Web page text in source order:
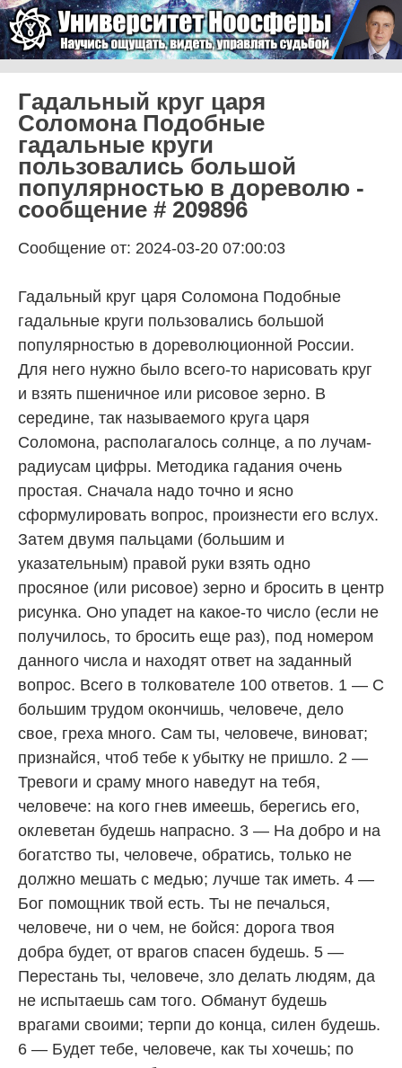
Университет Ноосферы
Гадальный круг царя
Соломона Подобные
гадальные круги
пользовались большой
популярностью в дореволю -
сообщение # 209896
Сообщение от: 2024-03-20 07:00:03
Гадальный круг царя Соломона Подобные гадальные круги пользовались большой популярностью в дореволюционной России. Для него нужно было всего-то нарисовать круг и взять пшеничное или рисовое зерно. В середине, так называемого круга царя Соломона, располагалось солнце, а по лучам-радиусам цифры. Методика гадания очень простая. Сначала надо точно и ясно сформулировать вопрос, произнести его вслух. Затем двумя пальцами (большим и указательным) правой руки взять одно просяное (или рисовое) зерно и бросить в центр рисунка. Оно упадет на какое-то число (если не получилось, то бросить еще раз), под номером данного числа и находят ответ на заданный вопрос. Всего в толкователе 100 ответов. 1 — С большим трудом окончишь, человече, дело свое, греха много. Сам ты, человече, виноват; признайся, чтоб тебе к убытку не пришло. 2 — Тревоги и сраму много наведут на тебя, человече: на кого гнев имеешь, берегись его, оклеветан будешь напрасно. 3 — На добро и на богатство ты, человече, обратись, только не должно мешать с медью; лучше так иметь. 4 — Бог помощник твой есть. Ты не печалься, человече, ни о чем, не бойся: дорога твоя добра будет, от врагов спасен будешь. 5 — Перестань ты, человече, зло делать людям, да не испытаешь сам того. Обманут будешь врагами своими; терпи до конца, силен будешь. 6 — Будет тебе, человече, как ты хочешь; по желанию твоему будешь иметь, но не скоро; увидишь. 7 — Скоро будет у тебя, человече, радость: будешь иметь много хорошего. Путь твой добр и радостен. 8 — От болезни на здоровье, от печали на радость обратит тебя Господь Бог твой; обратит тебя на дела добрые. 9 — Не суетись! Не будет тебе, человече, того, чего ты хочешь; исправь путь твой. О ком думал, он не жив в пути и не возвратится к тебе. 10 — Суть печали твои на радость приидут тебе, человече, напротив; путь твой неправый, с корыстью, а другой с радостью, третий честен будет; Бог тебе помощник. 11 — Враги твои бороться будут. 12 — Даст тебе Господь дар велик, отколе ты ожидаешь: много добра сотворил, человече; Бог дарует тебе все блага. 13 — Не получишь ты, человече, чего ты хочешь, но иному дано будет, а не тебе; он ведает правду, а ты забываешь; лучше бы с правдою молиться, а в злые дела не вступать. 14 — Труд твой вотще будет тебе, сотвори обещание Богу; подаст тебе милость, спасет тебя Бог и помилует от всякого зла. 15 — Всех почитай, братство люби. Бога бойся, царя чти. 16 — Проси Господа Бога твоего; что просишь, то дастся тебе. 17 — Отложи, человече, всякую злобу и всякое коварство, и лицемерие, и зависть, и всякое злословие. 18 — То, чего ты просишь, не дастся тебе. 19 — Да будет украшением вашим не внешнее плетение волос, не золотые уборы или нарядность в одежде. 20 — Не возносись, человече, и не погубит тебя то. 21 — Говорят: мы играли вам на свирели, а вы не плясали; мы пели вам печальные песни, а вы не рыдали. 22 — Надежда твоя не поможет тебе, потому как на себя надеешься, а не на Бога. 23 — Не бойся ничего, человече, что тебе надобно будет претерпеть. 24 — Отправляйся в путь свой; Бог тебе поможет. 25 — Перестань гневаться, человече, и оставь ярость; не ревнуй до того, чтобы делать зло. 26 — Много врагов имеешь; остерегайся их. 27 — Каждый видит, что и мудрые умирают, равно как и невежды, и бессмысленные погибают и оставляют имущество свое другим. 28 — Чего желаешь ты, человече, то придет к тебе. 29 — Ты будешь есть от трудов рук твоих; блажен ты, и благо тебе. 30 — Помощь придет тебе от Бога, человече; начинай свое дело. 31 — Даст тебе Господь то, чего ты желаешь. 32 — Пусть душа твоя ожидает Господа более, нежели стражи утра. 33 — Не исполнится твое желание никогда, человече. 34 — Славьте Господа, ибо Он благ; ибо вовек милость Его. 35 — Приходит уже время твое, человече, и добро тебе будет. 36 — Чем выше взбираешься, тем больнее падать; помни об этом. 37 — Они говорят против тебя нечестиво; суетное замышляют враги твои. 38 — Господь поддерживает всех падающих и возвращает всех низверженных. 39 — Господь Бог избавит тебя от врагов твоих, к нему прибегай. 40 — Если простишь обидевшим тебя, человече, то не достигнет тебя зло; если не сотворишь людям зла, то и сам от зла не пострадаешь и узришь во все дни благие. 41 — Веруй Богу твоему всем сердцем твоим: Он избавит тебя от недугов твоих, и ты получишь желаемое. 42 — Дерзай и не бойся ты, человече: помогжет тебе Бог по прощению твоему. 43 — Не ходи в путь твой, человече: много врагов имеешь, берегись ты их. Хочешь оленя поймать за рога, а он давно в поле ушел; имей надежду на Бога, а не на людей, и ты, человече, не надейся на себя и на силу свою, не беспокойся об этом деле, печаль будешь иметь. 44 — Труд без пользы ты, человече, будешь себе иметь. 45 — Не бойся ты, человече: добра твоя надежда будет тебе. 46 — Нет тебе добра, человече, но поношение великое будет. 47 — Покайся и воздержись от злого и не обличен будешь от Бога. 48 — Забудет то он, что ты скрыл; подожди немного, твое будет. 49 — Благодать от Бога будет тебе, человече, вскоре. 50 — Лучше делай ты, человече, добро людям и не осуждай их; лучше тебе будет. 51 — Злых мыслей много ты имеешь, человече, на людей, не исполняй их; как лодка плавает на море, так мысль твоя после осуществится на самом деле. 52 — Сопротивляйся ты, человече: восстанут на тебя и не одолеют тебя; не бойся, человече: БОГ тебе помощник, Он наставит тебя на путь правды; иди на врагов своих: будешь силен, да поможет тебе Бог победить. 53 — Скоро совершится дело твое по твоему желанию. 54 — Обратится дело твое на другое; только не делай ты этого, от недругов не уйдешь. Печаль твоя и убыток от своих. 55 — Опасайся ты, человече, остерегися и отрезвися, ибо многим людям чинишь зло; не твори зла, и сам во зле не пострадаешь. 56 — Благодать Божия посетит тебя, и возрадуешься ты, человече; суд твой велик будет, и говорю: творят над тобою худое; молись Богу, не победят тебя враги твои. 57 — Покой, здравие и радость ты, человече, себе найдешь; радуйся; около тебя добра много, польза тебе будет. 58 — Всем сердцем покайся Господу Богу твоему. Он услышит тебя, человече: не бойся врагов твоих ближних, человече; крепись, и не ссорься с врагом, лучше тебе будет. 59 — Как поведет Бог от злых, так и тебя, человече, избавит, спасет Господь и помилует, и ты, человече, молись Богу: добро тебе будет, а на злые дела решаться берегись. 60 — Моли Господа твоего, и исполнится желание твое, кипит сердце по первой жизни, и будет тебе добро и радость. 61 — Не пекись ты, человече, ни о чем: будет тебе так, как ты хочешь; уже корабль на море снаряжен, ожидает тишину; человече, положись на волю Божию, польза тебе будет, и родственники живы, желают лицо твое видеть радостное. 62 — Чего хочешь, человече, то и получишь; чего ради плаваешь против воды, берегись и ты, человече, добываешь корысти от всякого злого нападения. 63 — Услышит Господь молитву твою, и возвеселишься радостию великою, и что ты думаешь, то тебе не дано теперь; подожди немного; Бог даст, только покорись: на кого гнев имеешь, а он о тебе очень печалится. 64 — Врагов твоих не бойся, человече, не учинят тебе зла: молись Богу, Он тебя помилует и избавит от врагов твоих и от восстающих на тебя. 65 — Явно придет дело твое, и очень спешить будешь; враги твои падут пред тобою, тебя спасет Бог от всех врагов твоих, и победишь их. 66 — Возрадуешься всем сердцем твоим в добром деле твоем; имеешь ты у себя великого благодетеля; о чем ты Его станешь просить, ни в чем не откажет. 67 — Готов путь твой, и врата отверсты, и уста твои спешат только молиться Богу: мысль твоя сбудется с великою радостию. 68 — Не право дело твое, на него же ты хочешь идти, человече, зло есть, и тебе, человече, от злого дела лучше уклониться. 69 — Изменится дело твое, друг твой лукавит перед тобой, человече, не смотри на льстящих тебе: опасно с ними вступать в разговоры. 70 — Помыслами добрыми исполнен ты, человече, к добрым людям; а злым ты творишь великую радость. 71 — От печали к радости ты, человече, придешь; все у тебя будет, будешь иметь много добра; и станут кланяться враги твои. 72 — Суть злое на доброе, от смерти к жизни обратит тебя Господь Бог твой; о чем милости Божией просишь, и ты дело твое узришь с радостию; не унывай, но на Бога уповай. 73 — На работу твою всякая лень нападает и не совершит дело твое скоро. 74 — Смутился ты, человече; много о том возвеселишься, молитва твоя услышана перед Богом, и дело твое доброе будет; только не падай духом: радость придет только к доброму. 75 — Сокровище твое, человече, ясно будет тебе: если чести желаешь, скоро исполнится желание твое. 76 — Не исполнится, человече, желание твое никогда. 77 — Добра много будет тебе, человече, только молись Богу за недругов твоих; недруга слушаешь, а оба под твоей рукой; если простишь их, добро тебе будет. 78 — Совершенною и теплою верою ищи единого Бога: Он есть помощник всем, творящим волю Его. 79 — Добро ты мыслишь, человече. Господь Бог придет к тебе, за тебя Бог заступится, и будешь иметь добра много и радости. 80 — Приходит уже упование твое, человече, и добро тебе будет. 81 — Хочешь с высоты упасть в яму глубокую, и ты мыслишь идти в путь твой; только зло есть, подожди немного. 82 — Моли Господа Бога твоего, не бойся; если добра ты у него просишь, то воздастся тебе. 83 — То, чего ты хочешь, человече, не дано будет тебе, иному дастся сие. 84 — Не будь высокомерным, человече; да не погубишь данного от Бога таланта. 85 — Надежда твоя нетверда будет, если надеялся ты на себя, а не на помощь Всевышнего Бога. 86 — Иди в путь твой, поспеши: поможет тебе Бог во всякое время. 87 — Много врагов восстают на тебя: берегись их. 88 — Прав ты, человече, и править будешь. 89 — Чего ты желаешь, человече, то придет тебе на свет твой. 90 — Помощь имеешь ты, человече, от Бога: твори, если ты замыслил доброе. 91 — Воистину в них иметь будешь крепкую и великую надежду. 92 — Не сомневайся, молись Господу Богу твоему, и исполнит Господь все желания твои. 93 — Если пойдешь на свет, потом все знать будешь. 94 — Свет должен видеть ты, человече, в людях; только не твори сего зла. 95 —